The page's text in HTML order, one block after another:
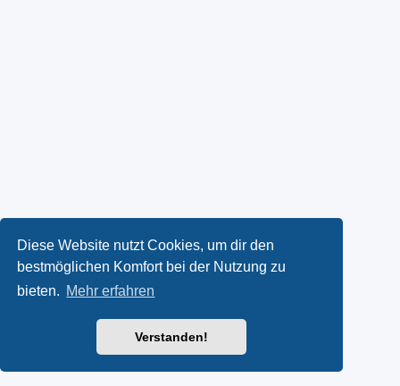
Diese Website nutzt Cookies, um dir den
bestmöglichen Komfort bei der Nutzung zu
bieten. Mehr erfahren
Verstanden!